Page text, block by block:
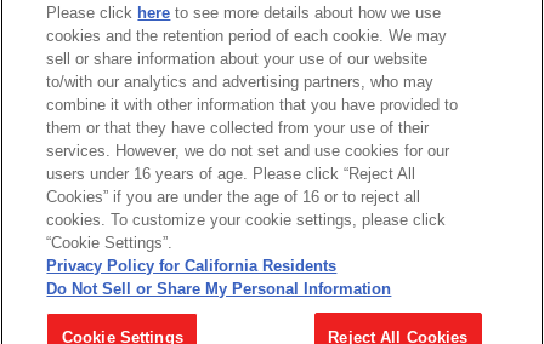
利用規約
Do Not Sell or Share My Personal
Information
アレルギー情報
©BANDAI
▼コピーライト一覧を表示する
Please click here to see more details about how we use
cookies and the retention period of each cookie. We may
sell or share information about your use of our website
to/with our analytics and advertising partners, who may
combine it with other information that you have provided to
them or that they have collected from your use of their
services. However, we do not set and use cookies for our
users under 16 years of age. Please click “Reject All
Cookies” if you are under the age of 16 or to reject all
cookies. To customize your cookie settings, please click
“Cookie Settings”.
Privacy Policy for California Residents
Do Not Sell or Share My Personal Information
Cookie Settings Reject All Cookies